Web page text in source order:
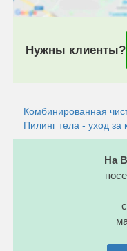
Нужны клиенты?
Комбинированная
Пилинг тела - уход за
На